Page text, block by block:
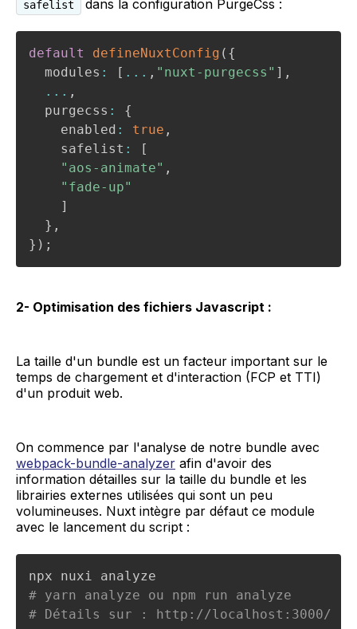
safelist dans la configuration PurgeCss :
default defineNuxtConfig ( {
  modules
: [ ... , "nuxt-purgecss" ] ,
... ,
  purgecss
:
{
    enabled
: true ,
    safelist
:
[
"aos-animate" ,
"fade-up"
]
} ,
} ) ;
2- Optimisation des fichiers Javascript :
La taille d'un bundle est un facteur important sur le
temps de chargement et d'interaction (FCP et TTI)
d'un produit web.
On commence par l'analyse de notre bundle avec
webpack-bundle-analyzer afin d'avoir des
information détailles sur la taille du bundle et les
librairies externes utilisées qui sont un peu
volumineuses. Nuxt intègre par défaut ce module
avec le lancement du script :
# yarn analyze ou npm run analyze
# Détails sur : http://localhost:3000/